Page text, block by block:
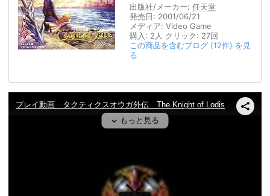
出版社/メーカー: 任天堂
発売日: 2001/06/21
メディア: Video Game
購入: 2人 クリック: 27回
この商品を含むブログ (12件) を見
る